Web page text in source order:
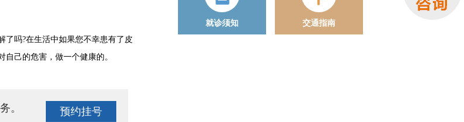
吗?在生活中如果您不幸患有了皮
己的危害，做一个健康的。
。 预约挂号
就诊须知 交通指南